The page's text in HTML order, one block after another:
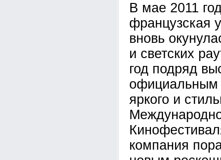
В мае 2011
французская
вновь
и светских
год подряд
официальным
яркого и
компания